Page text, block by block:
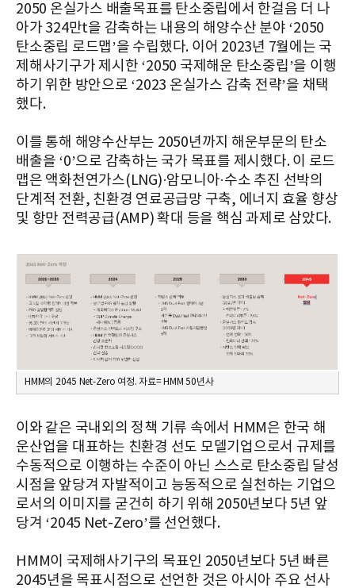
2050 온실가스 배출목표를 탄소중립에서 한걸음 더 나
아가 324만t을 감축하는 내용의 해양수산 분야 ‘2050
탄소중립 로드맵’을 수립했다. 이어 2023년 7월에는 국
제해사기구가 제시한 ‘2050 국제해운 탄소중립’을 이행
하기 위한 방안으로 ‘2023 온실가스 감축 전략’을 채택
했다.
이를 통해 해양수산부는 2050년까지 해운부문의 탄소
배출을 ‘0’으로 감축하는 국가 목표를 제시했다. 이 로드
맵은 액화천연가스(LNG)·암모니아·수소 추진 선박의
단계적 전환, 친환경 연료공급망 구축, 에너지 효율 향상
및 항만 전력공급(AMP) 확대 등을 핵심 과제로 삼았다.
HMM의 2045 Net-Zero 여정. 자료= HMM 50년사
이와 같은 국내외의 정책 기류 속에서 HMM은 한국 해
운산업을 대표하는 친환경 선도 모델기업으로서 규제를
수동적으로 이행하는 수준이 아닌 스스로 탄소중립 달성
시점을 앞당겨 자발적이고 능동적으로 실천하는 기업으
로서의 이미지를 굳건히 하기 위해 2050년보다 5년 앞
당겨 ‘2045 Net-Zero’를 선언했다.
HMM이 국제해사기구의 목표인 2050년보다 5년 빠른
2045년을 목표시점으로 선언한 것은 아시아 주요 선사